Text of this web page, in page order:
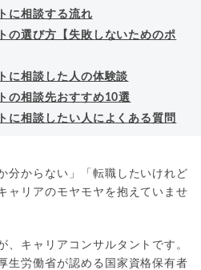
に相談する流れ
の選び方【失敗しないためのポ
に相談した人の体験談
の相談先おすすめ10選
に相談したい人によくある質問
分からない」「転職したいけれど
ャリアのモヤモヤを抱えていませ
、キャリアコンサルタントです。
生労働省が認める国家資格保有者